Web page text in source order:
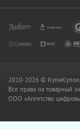
2010-2026 ©
Все права на товарный
OOO «Агентство